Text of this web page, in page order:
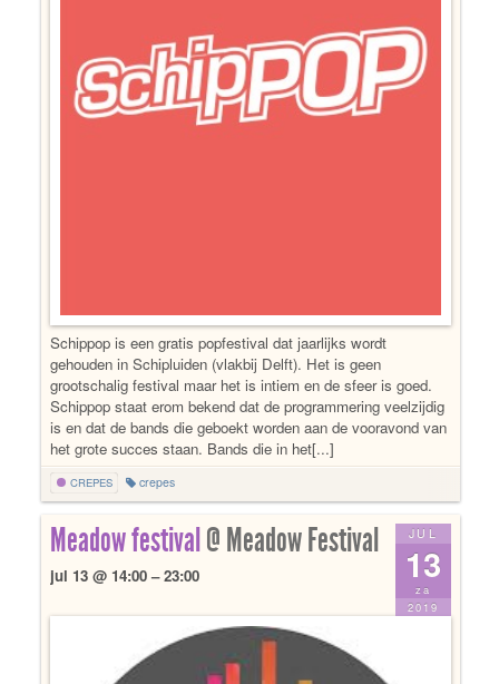
Schippop is een gratis popfestival dat jaarlijks wordt
gehouden in Schipluiden (vlakbij Delft). Het is geen
grootschalig festival maar het is intiem en de sfeer is goed.
Schippop staat erom bekend dat de programmering veelzijdig
is en dat de bands die geboekt worden aan de vooravond van
het grote succes staan. Bands die in het[...]
CREPES crepes
JUL
13
za
2019
Meadow festival@ Meadow Festival
jul 13 @ 14:00 – 23:00